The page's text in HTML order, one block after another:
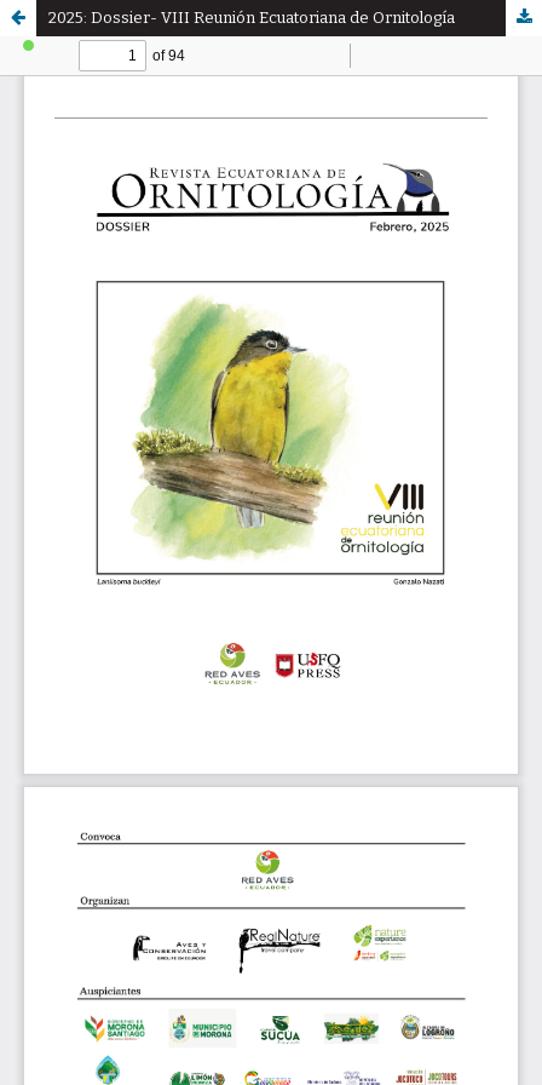
2025: Dossier- VIII Reunión Ecuatoriana de Ornitología